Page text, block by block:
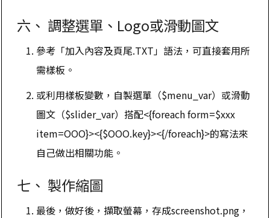
六、 調整選單、Logo或滑動圖文
參考「加入內容及頁尾.TXT」語法，可直接套用所
需樣板。
或利用樣板變數，自製選單（$menu_var）或滑動
圖文（$slider_var）搭配<{foreach form=$xxx
item=OOO}><{$OOO.key}><{/foreach}>的寫法來
自己做出相關功能。
七、 製作縮圖
最後，做好後，擷取螢幕，存成screenshot.png，